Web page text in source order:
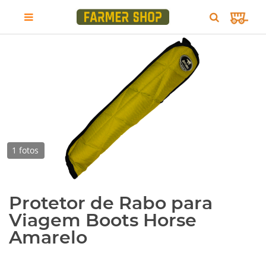
1 fotos
Protetor de Rabo para
Viagem Boots Horse
Amarelo